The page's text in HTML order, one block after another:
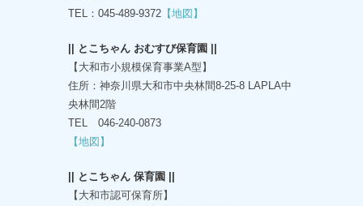
TEL：045-489-9372 【地図】
|| とこちゃん おむすび保育園 ||
【大和市小規模保育事業A型】
住所：神奈川県大和市中央林間8-25-8 LAPLA中
央林間2階
TEL 046-240-0873
【地図】
|| とこちゃん 保育園 ||
【大和市認可保育所】